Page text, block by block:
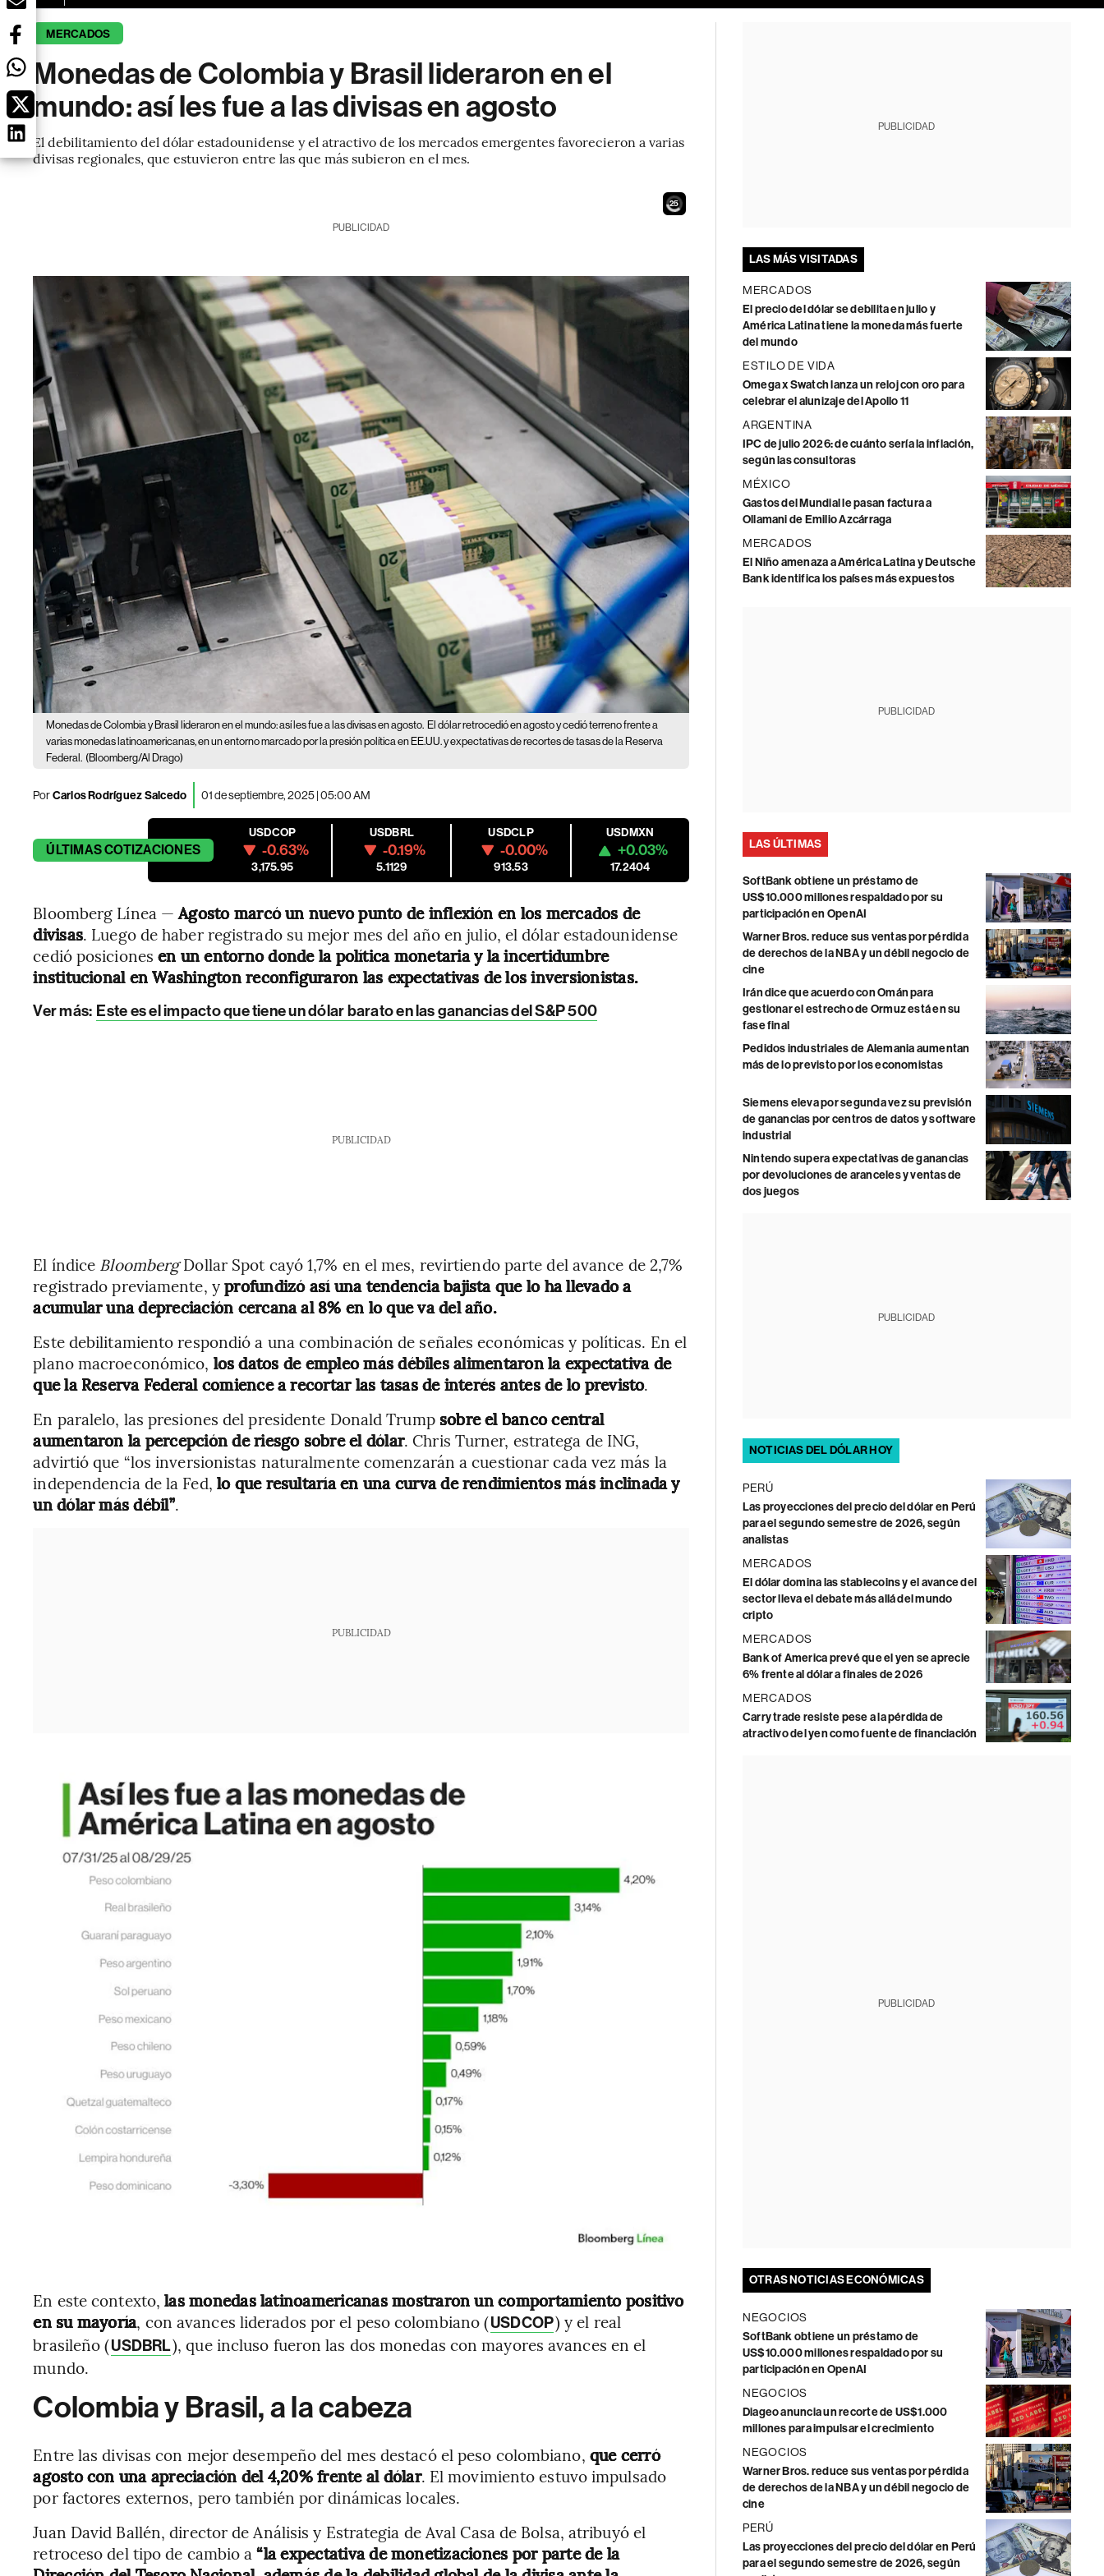
MERCADOS
Monedas de Colombia y Brasil lideraron en el
mundo: así les fue a las divisas en agosto
El debilitamiento del dólar estadounidense y el atractivo de los mercados emergentes favorecieron a varias
divisas regionales, que estuvieron entre las que más subieron en el mes.
23
PUBLICIDAD
Monedas de Colombia y Brasil lideraron en el mundo: así les fue a las divisas en agosto. El dólar retrocedió en agosto y cedió terreno frente a
varias monedas latinoamericanas, en un entorno marcado por la presión política en EE.UU. y expectativas de recortes de tasas de la Reserva
Federal. (Bloomberg/Al Drago)
PorCarlos Rodríguez Salcedo 01 de septiembre, 2025 | 05:00 AM
ÚLTIMASCOTIZACIONES
USDCOP
-0.63%
3,175.95
USDBRL
-0.19%
5.1129
USDCLP
-0.00%
913.53
USDMXN
+0.03%
17.2404
Bloomberg Línea —Agosto marcó un nuevo punto de inflexión en los mercados de
divisas. Luego de haber registrado su mejor mes del año en julio, el dólar estadounidense
cedió posicionesen un entorno donde la política monetaria y la incertidumbre
institucional en Washington reconfiguraron las expectativas de los inversionistas.
Ver más: Este es el impacto que tiene un dólar barato en las ganancias del S&P 500
PUBLICIDAD
El índice BloombergDollar Spot cayó 1,7% en el mes, revirtiendo parte del avance de 2,7%
registrado previamente, yprofundizó así una tendencia bajista que lo ha llevado a
acumular una depreciación cercana al 8% en lo que va del año.
Este debilitamiento respondió a una combinación de señales económicas y políticas. En el
plano macroeconómico, los datos de empleo más débiles alimentaron la expectativa de
que la Reserva Federal comience a recortar las tasas de interés antes de lo previsto.
En paralelo, las presiones del presidente Donald Trump sobre el banco central
aumentaron la percepción de riesgo sobre el dólar. Chris Turner, estratega de ING,
advirtió que “los inversionistas naturalmente comenzarán a cuestionar cada vez más la
independencia de la Fed, lo que resultaría en una curva de rendimientos más inclinada y
un dólar más débil”.
PUBLICIDAD
En este contexto,las monedas latinoamericanas mostraron un comportamiento positivo
en su mayoría, con avances liderados por el peso colombiano (USDCOP) y el real
brasileño (USDBRL), que incluso fueron las dos monedas con mayores avances en el
mundo.
Colombia y Brasil, a la cabeza
Entre las divisas con mejor desempeño del mes destacó el peso colombiano, que cerró
agosto con una apreciación del 4,20% frente al dólar. El movimiento estuvo impulsado
por factores externos, pero también por dinámicas locales.
Juan David Ballén, director de Análisis y Estrategia de Aval Casa de Bolsa, atribuyó el
retroceso del tipo de cambio a“la expectativa de monetizaciones por parte de la
PUBLICIDAD
LAS MÁS VISITADAS
MERCADOS
El precio del dólar se debilita en julio y
América Latina tiene la moneda más fuerte
del mundo
ESTILO DE VIDA
Omega x Swatch lanza un reloj con oro para
celebrar el alunizaje del Apollo 11
ARGENTINA
IPC de julio 2026: de cuánto sería la inflación,
según las consultoras
MÉXICO
Gastos del Mundial le pasan factura a
Ollamani de Emilio Azcárraga
MERCADOS
El Niño amenaza a América Latina y Deutsche
Bank identifica los países más expuestos
PUBLICIDAD
LAS ÚLTIMAS
SoftBank obtiene un préstamo de
US$10.000 millones respaldado por su
participación en OpenAI
Warner Bros. reduce sus ventas por pérdida
de derechos de la NBA y un débil negocio de
cine
Irán dice que acuerdo con Omán para
gestionar el estrecho de Ormuz está en su
fase final
Pedidos industriales de Alemania aumentan
más de lo previsto por los economistas
Siemens eleva por segunda vez su previsión
de ganancias por centros de datos y software
industrial
Nintendo supera expectativas de ganancias
por devoluciones de aranceles y ventas de
dos juegos
PUBLICIDAD
NOTICIAS DEL DÓLAR HOY
PERÚ
Las proyecciones del precio del dólar en Perú
para el segundo semestre de 2026, según
analistas
MERCADOS
El dólar domina las stablecoins y el avance del
sector lleva el debate más allá del mundo
cripto
MERCADOS
Bank of America prevé que el yen se aprecie
6% frente al dólar a finales de 2026
MERCADOS
Carry trade resiste pese a la pérdida de
atractivo del yen como fuente de financiación
PUBLICIDAD
OTRAS NOTICIAS ECONÓMICAS
NEGOCIOS
SoftBank obtiene un préstamo de
US$10.000 millones respaldado por su
participación en OpenAI
NEGOCIOS
Diageo anuncia un recorte de US$1.000
millones para impulsar el crecimiento
NEGOCIOS
Warner Bros. reduce sus ventas por pérdida
de derechos de la NBA y un débil negocio de
cine
PERÚ
Las proyecciones del precio del dólar en Perú
para el segundo semestre de 2026, según